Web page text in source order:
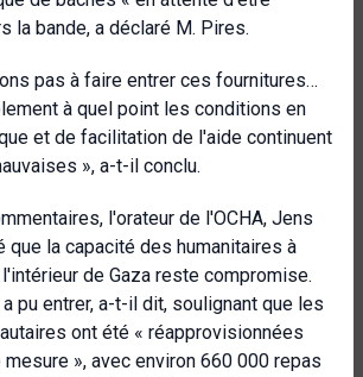
la bande, a déclaré M. Pires.
pas à faire entrer ces fournitures…
à quel point les conditions en
et de facilitation de l'aide continuent
», a-t-il conclu.
l'orateur de l'OCHA, Jens
que la capacité des humanitaires à
de Gaza reste compromise.
pu entrer, a-t-il dit, soulignant que les
ont été « réapprovisionnées
», avec environ 660 000 repas